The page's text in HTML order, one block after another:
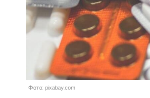
Фото: pixabay.com